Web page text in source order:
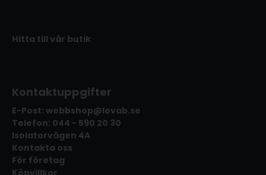
Hitta till vår butik
Kontaktuppgifter
E-Post: webbshop@lovab.se
Telefon: 044 - 590 20 30
Isolatorvägen 4A
Kontakta oss
För företag
Köpvillkor